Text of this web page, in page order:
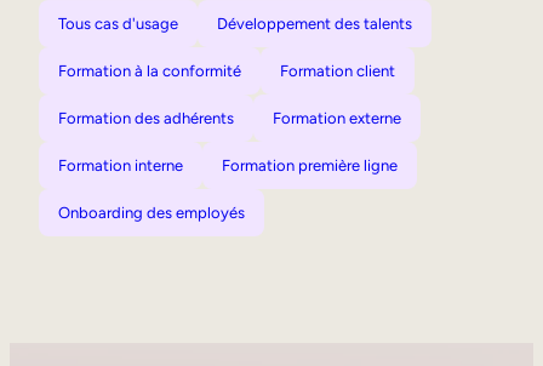
Tous cas d'usage Développement des talents
Formation à la conformité Formation client
Formation des adhérents Formation externe
Formation interne Formation première ligne
Onboarding des employés